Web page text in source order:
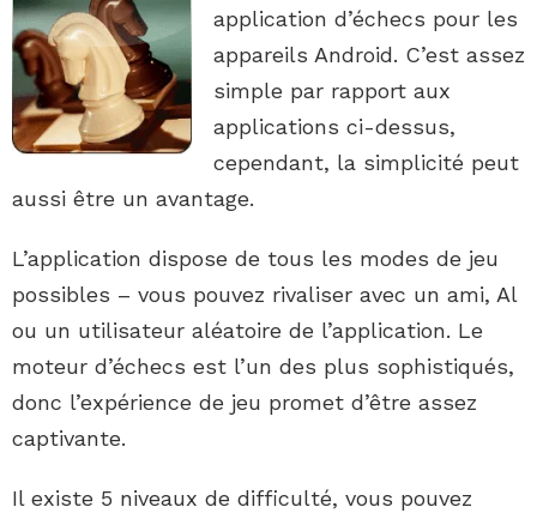
application d’échecs pour les
appareils Android. C’est assez
simple par rapport aux
applications ci-dessus,
cependant, la simplicité peut
aussi être un avantage.
L’application dispose de tous les modes de jeu
possibles – vous pouvez rivaliser avec un ami, Al
ou un utilisateur aléatoire de l’application. Le
moteur d’échecs est l’un des plus sophistiqués,
donc l’expérience de jeu promet d’être assez
captivante.
Il existe 5 niveaux de difficulté, vous pouvez